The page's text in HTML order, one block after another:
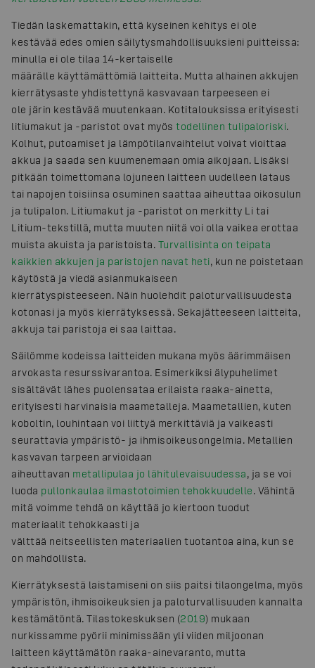
Tiedän laskemattakin, että kyseinen kehitys ei ole
kestävää edes omien säilytysmahdollisuuksieni puitteissa:
minulla ei ole tilaa 14-kertaiselle
määrälle käyttämättömiä laitteita. Mutta alhainen akkujen
kierrätysaste yhdistettynä kasvavaan tarpeeseen ei
ole järin kestävää muutenkaan. Kotitalouksissa erityisesti
litiumakut ja -paristot ovat myös todellinen tulipaloriski.
Kolhut, putoamiset ja lämpötilanvaihtelut voivat vioittaa
akkua ja saada sen kuumenemaan omia aikojaan. Lisäksi
pitkään toimettomana lojuneen laitteen uudelleen lataus
tai napojen toisiinsa osuminen saattaa aiheuttaa oikosulun
ja tulipalon. Litiumakut ja -paristot on merkitty Li tai
Litium-tekstillä, mutta muuten niitä voi olla vaikea erottaa
muista akuista ja paristoista. Turvallisinta on teipata
kaikkien akkujen ja paristojen navat heti, kun ne poistetaan
käytöstä ja viedä asianmukaiseen
kierrätyspisteeseen. Näin huolehdit paloturvallisuudesta
kotonasi ja myös kierrätyksessä. Sekajätteeseen laitteita,
akkuja tai paristoja ei saa laittaa.
Säilömme kodeissa laitteiden mukana myös äärimmäisen
arvokasta resurssivarantoa. Esimerkiksi älypuhelimet
sisältävät lähes puolensataa erilaista raaka-ainetta,
erityisesti harvinaisia maametalleja. Maametallien, kuten
koboltin, louhintaan voi liittyä merkittäviä ja vaikeasti
seurattavia ympäristö- ja ihmisoikeusongelmia. Metallien
kasvavan tarpeen arvioidaan
aiheuttavan metallipulaa jo lähitulevaisuudessa, ja se voi
luoda pullonkaulaa ilmastotoimien tehokkuudelle. Vähintä
mitä voimme tehdä on käyttää jo kiertoon tuodut
materiaalit tehokkaasti ja
välttää neitseellisten materiaalien tuotantoa aina, kun se
on mahdollista.
Kierrätyksestä laistamiseni on siis paitsi tilaongelma, myös
ympäristön, ihmisoikeuksien ja paloturvallisuuden kannalta
kestämätöntä. Tilastokeskuksen (2019) mukaan
nurkissamme pyörii minimissään yli viiden miljoonan
laitteen käyttämätön raaka-ainevaranto, mutta